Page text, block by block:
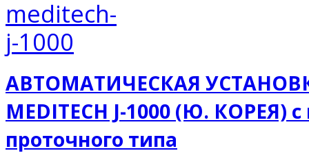
АВТОМАТИЧЕСКАЯ
MEDITECH J-1000 (Ю.
проточного типа